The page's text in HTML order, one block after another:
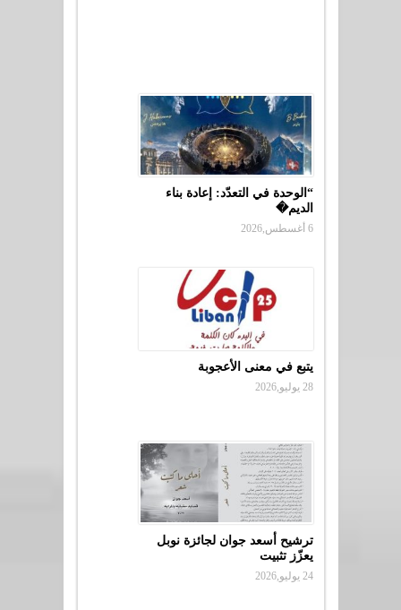
“الوحدة في التعدّد: إعادة بناء
الديم�
6 أغسطس,2026
يتبع في معنى الأعجوبة
28 يوليو,2026
ترشيح أسعد جوان لجائزة نوبل
يعزّز تثبيت
24 يوليو,2026